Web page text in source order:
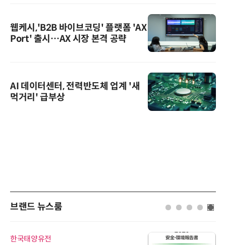
웹케시,'B2B 바이브코딩' 플랫폼 'AX
Port' 출시…AX 시장 본격 공략
AI 데이터센터, 전력반도체 업계 '새
먹거리' 급부상
브랜드 뉴스룸
한국태양유전